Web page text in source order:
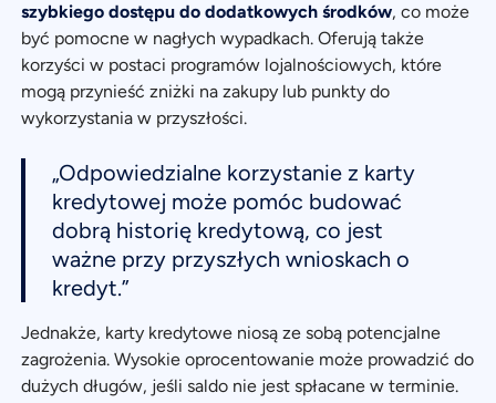
szybkiego dostępu do dodatkowych środków, co może
być pomocne w nagłych wypadkach. Oferują także
korzyści w postaci programów lojalnościowych, które
mogą przynieść zniżki na zakupy lub punkty do
wykorzystania w przyszłości.
„Odpowiedzialne korzystanie z karty
kredytowej może pomóc budować
dobrą historię kredytową, co jest
ważne przy przyszłych wnioskach o
kredyt.”
Jednakże, karty kredytowe niosą ze sobą potencjalne
zagrożenia. Wysokie oprocentowanie może prowadzić do
dużych długów, jeśli saldo nie jest spłacane w terminie.